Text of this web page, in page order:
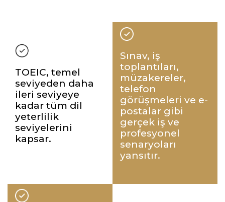
TOEIC, temel
seviyeden daha
ileri seviyeye
kadar tüm dil
yeterlilik
seviyelerini
kapsar.
Sınav, iş
toplantıları,
müzakereler,
telefon
görüşmeleri ve e-
postalar gibi
gerçek iş ve
profesyonel
senaryoları
yansıtır.